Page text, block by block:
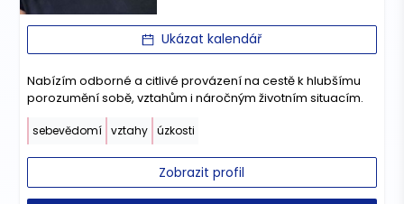
Ukázat kalendář
Nabízím odborné a citlivé provázení na cestě k hlubšímu
porozumění sobě, vztahům i náročným životním situacím.
sebevědomí vztahy úzkosti
Zobrazit profil